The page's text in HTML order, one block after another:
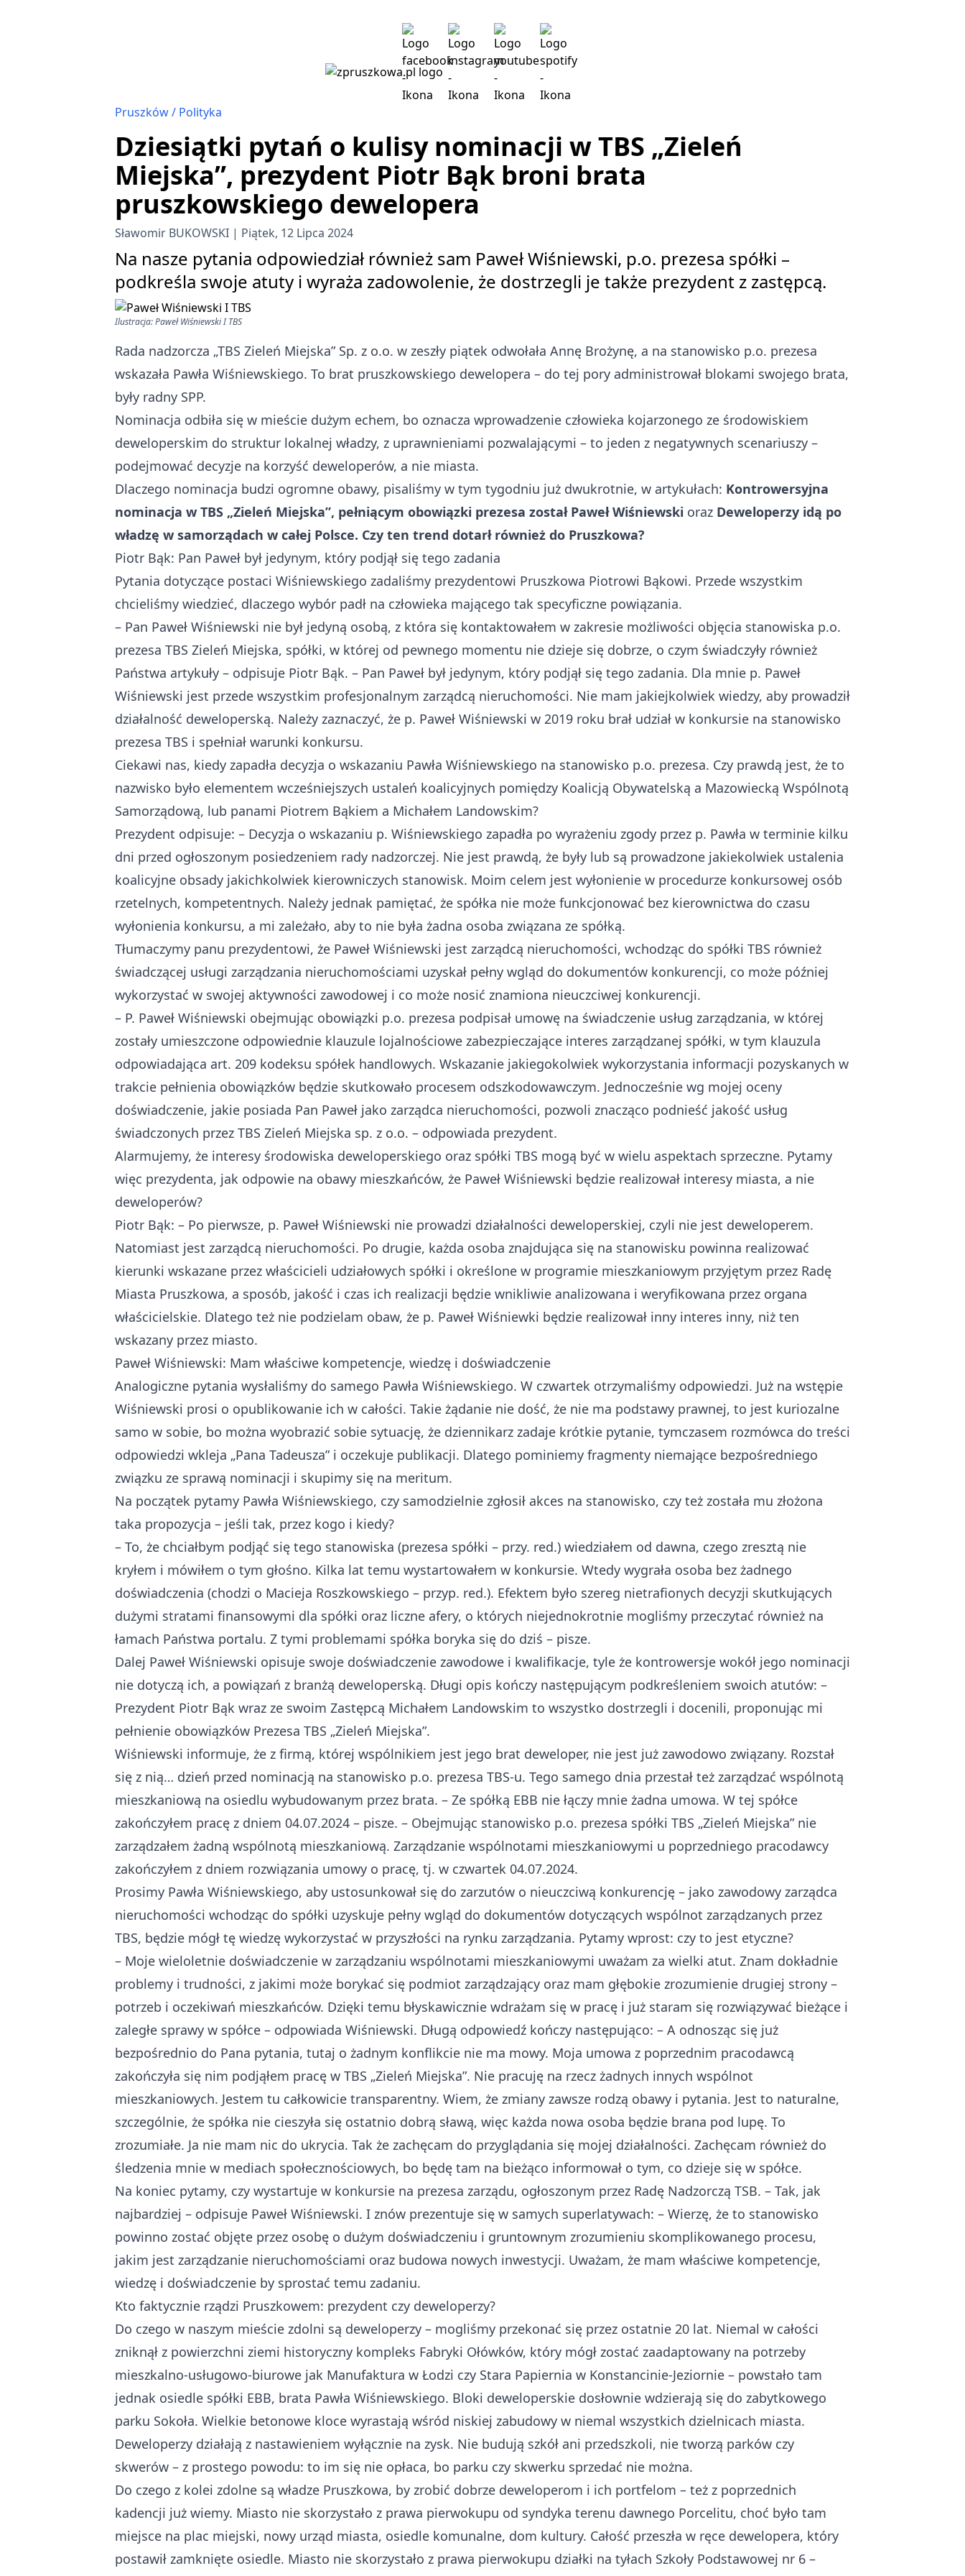
Pruszków Polityka
Dziesiątki pytań o kulisy nominacji w TBS „Zieleń
Miejska”, prezydent Piotr Bąk broni brata
pruszkowskiego dewelopera
Sławomir BUKOWSKI Piątek, 12 Lipca 2024
Na nasze pytania odpowiedział również sam Paweł Wiśniewski, p.o. prezesa spółki –
podkreśla swoje atuty i wyraża zadowolenie, że dostrzegli je także prezydent z zastępcą.
Ilustracja: Paweł Wiśniewski I TBS
Rada nadzorcza „TBS Zieleń Miejska” Sp. z o.o. w zeszły piątek odwołała Annę Brożynę, a na stanowisko p.o. prezesa
wskazała Pawła Wiśniewskiego. To brat pruszkowskiego dewelopera – do tej pory administrował blokami swojego brata,
były radny SPP.
Nominacja odbiła się w mieście dużym echem, bo oznacza wprowadzenie człowieka kojarzonego ze środowiskiem
deweloperskim do struktur lokalnej władzy, z uprawnieniami pozwalającymi – to jeden z negatywnych scenariuszy –
podejmować decyzje na korzyść deweloperów, a nie miasta.
Dlaczego nominacja budzi ogromne obawy, pisaliśmy w tym tygodniu już dwukrotnie, w artykułach: Kontrowersyjna
nominacja w TBS „Zieleń Miejska”, pełniącym obowiązki prezesa został Paweł Wiśniewski oraz Deweloperzy idą po
władzę w samorządach w całej Polsce. Czy ten trend dotarł również do Pruszkowa?
Piotr Bąk: Pan Paweł był jedynym, który podjął się tego zadania
Pytania dotyczące postaci Wiśniewskiego zadaliśmy prezydentowi Pruszkowa Piotrowi Bąkowi. Przede wszystkim
chcieliśmy wiedzieć, dlaczego wybór padł na człowieka mającego tak specyficzne powiązania.
– Pan Paweł Wiśniewski nie był jedyną osobą, z która się kontaktowałem w zakresie możliwości objęcia stanowiska p.o.
prezesa TBS Zieleń Miejska, spółki, w której od pewnego momentu nie dzieje się dobrze, o czym świadczyły również
Państwa artykuły – odpisuje Piotr Bąk. – Pan Paweł był jedynym, który podjął się tego zadania. Dla mnie p. Paweł
Wiśniewski jest przede wszystkim profesjonalnym zarządcą nieruchomości. Nie mam jakiejkolwiek wiedzy, aby prowadził
działalność deweloperską. Należy zaznaczyć, że p. Paweł Wiśniewski w 2019 roku brał udział w konkursie na stanowisko
prezesa TBS i spełniał warunki konkursu.
Ciekawi nas, kiedy zapadła decyzja o wskazaniu Pawła Wiśniewskiego na stanowisko p.o. prezesa. Czy prawdą jest, że to
nazwisko było elementem wcześniejszych ustaleń koalicyjnych pomiędzy Koalicją Obywatelską a Mazowiecką Wspólnotą
Samorządową, lub panami Piotrem Bąkiem a Michałem Landowskim?
Prezydent odpisuje: – Decyzja o wskazaniu p. Wiśniewskiego zapadła po wyrażeniu zgody przez p. Pawła w terminie kilku
dni przed ogłoszonym posiedzeniem rady nadzorczej. Nie jest prawdą, że były lub są prowadzone jakiekolwiek ustalenia
koalicyjne obsady jakichkolwiek kierowniczych stanowisk. Moim celem jest wyłonienie w procedurze konkursowej osób
rzetelnych, kompetentnych. Należy jednak pamiętać, że spółka nie może funkcjonować bez kierownictwa do czasu
wyłonienia konkursu, a mi zależało, aby to nie była żadna osoba związana ze spółką.
Tłumaczymy panu prezydentowi, że Paweł Wiśniewski jest zarządcą nieruchomości, wchodząc do spółki TBS również
świadczącej usługi zarządzania nieruchomościami uzyskał pełny wgląd do dokumentów konkurencji, co może później
wykorzystać w swojej aktywności zawodowej i co może nosić znamiona nieuczciwej konkurencji.
– P. Paweł Wiśniewski obejmując obowiązki p.o. prezesa podpisał umowę na świadczenie usług zarządzania, w której
zostały umieszczone odpowiednie klauzule lojalnościowe zabezpieczające interes zarządzanej spółki, w tym klauzula
odpowiadająca art. 209 kodeksu spółek handlowych. Wskazanie jakiegokolwiek wykorzystania informacji pozyskanych w
trakcie pełnienia obowiązków będzie skutkowało procesem odszkodowawczym. Jednocześnie wg mojej oceny
doświadczenie, jakie posiada Pan Paweł jako zarządca nieruchomości, pozwoli znacząco podnieść jakość usług
świadczonych przez TBS Zieleń Miejska sp. z o.o. – odpowiada prezydent.
Alarmujemy, że interesy środowiska deweloperskiego oraz spółki TBS mogą być w wielu aspektach sprzeczne. Pytamy
więc prezydenta, jak odpowie na obawy mieszkańców, że Paweł Wiśniewski będzie realizował interesy miasta, a nie
deweloperów?
Piotr Bąk: – Po pierwsze, p. Paweł Wiśniewski nie prowadzi działalności deweloperskiej, czyli nie jest deweloperem.
Natomiast jest zarządcą nieruchomości. Po drugie, każda osoba znajdująca się na stanowisku powinna realizować
kierunki wskazane przez właścicieli udziałowych spółki i określone w programie mieszkaniowym przyjętym przez Radę
Miasta Pruszkowa, a sposób, jakość i czas ich realizacji będzie wnikliwie analizowana i weryfikowana przez organa
właścicielskie. Dlatego też nie podzielam obaw, że p. Paweł Wiśniewki będzie realizował inny interes inny, niż ten
wskazany przez miasto.
Paweł Wiśniewski: Mam właściwe kompetencje, wiedzę i doświadczenie
Analogiczne pytania wysłaliśmy do samego Pawła Wiśniewskiego. W czwartek otrzymaliśmy odpowiedzi. Już na wstępie
Wiśniewski prosi o opublikowanie ich w całości. Takie żądanie nie dość, że nie ma podstawy prawnej, to jest kuriozalne
samo w sobie, bo można wyobrazić sobie sytuację, że dziennikarz zadaje krótkie pytanie, tymczasem rozmówca do treści
odpowiedzi wkleja „Pana Tadeusza” i oczekuje publikacji. Dlatego pominiemy fragmenty niemające bezpośredniego
związku ze sprawą nominacji i skupimy się na meritum.
Na początek pytamy Pawła Wiśniewskiego, czy samodzielnie zgłosił akces na stanowisko, czy też została mu złożona
taka propozycja – jeśli tak, przez kogo i kiedy?
– To, że chciałbym podjąć się tego stanowiska (prezesa spółki – przy. red.) wiedziałem od dawna, czego zresztą nie
kryłem i mówiłem o tym głośno. Kilka lat temu wystartowałem w konkursie. Wtedy wygrała osoba bez żadnego
doświadczenia (chodzi o Macieja Roszkowskiego – przyp. red.). Efektem było szereg nietrafionych decyzji skutkujących
dużymi stratami finansowymi dla spółki oraz liczne afery, o których niejednokrotnie mogliśmy przeczytać również na
łamach Państwa portalu. Z tymi problemami spółka boryka się do dziś – pisze.
Dalej Paweł Wiśniewski opisuje swoje doświadczenie zawodowe i kwalifikacje, tyle że kontrowersje wokół jego nominacji
nie dotyczą ich, a powiązań z branżą deweloperską. Długi opis kończy następującym podkreśleniem swoich atutów: –
Prezydent Piotr Bąk wraz ze swoim Zastępcą Michałem Landowskim to wszystko dostrzegli i docenili, proponując mi
pełnienie obowiązków Prezesa TBS „Zieleń Miejska”.
Wiśniewski informuje, że z firmą, której wspólnikiem jest jego brat deweloper, nie jest już zawodowo związany. Rozstał
się z nią… dzień przed nominacją na stanowisko p.o. prezesa TBS-u. Tego samego dnia przestał też zarządzać wspólnotą
mieszkaniową na osiedlu wybudowanym przez brata. – Ze spółką EBB nie łączy mnie żadna umowa. W tej spółce
zakończyłem pracę z dniem 04.07.2024 – pisze. – Obejmując stanowisko p.o. prezesa spółki TBS „Zieleń Miejska” nie
zarządzałem żadną wspólnotą mieszkaniową. Zarządzanie wspólnotami mieszkaniowymi u poprzedniego pracodawcy
zakończyłem z dniem rozwiązania umowy o pracę, tj. w czwartek 04.07.2024.
Prosimy Pawła Wiśniewskiego, aby ustosunkował się do zarzutów o nieuczciwą konkurencję – jako zawodowy zarządca
nieruchomości wchodząc do spółki uzyskuje pełny wgląd do dokumentów dotyczących wspólnot zarządzanych przez
TBS, będzie mógł tę wiedzę wykorzystać w przyszłości na rynku zarządzania. Pytamy wprost: czy to jest etyczne?
– Moje wieloletnie doświadczenie w zarządzaniu wspólnotami mieszkaniowymi uważam za wielki atut. Znam dokładnie
problemy i trudności, z jakimi może borykać się podmiot zarządzający oraz mam głębokie zrozumienie drugiej strony –
potrzeb i oczekiwań mieszkańców. Dzięki temu błyskawicznie wdrażam się w pracę i już staram się rozwiązywać bieżące i
zaległe sprawy w spółce – odpowiada Wiśniewski. Długą odpowiedź kończy następująco: – A odnosząc się już
bezpośrednio do Pana pytania, tutaj o żadnym konflikcie nie ma mowy. Moja umowa z poprzednim pracodawcą
zakończyła się nim podjąłem pracę w TBS „Zieleń Miejska”. Nie pracuję na rzecz żadnych innych wspólnot
mieszkaniowych. Jestem tu całkowicie transparentny. Wiem, że zmiany zawsze rodzą obawy i pytania. Jest to naturalne,
szczególnie, że spółka nie cieszyła się ostatnio dobrą sławą, więc każda nowa osoba będzie brana pod lupę. To
zrozumiałe. Ja nie mam nic do ukrycia. Tak że zachęcam do przyglądania się mojej działalności. Zachęcam również do
śledzenia mnie w mediach społecznościowych, bo będę tam na bieżąco informował o tym, co dzieje się w spółce.
Na koniec pytamy, czy wystartuje w konkursie na prezesa zarządu, ogłoszonym przez Radę Nadzorczą TSB. – Tak, jak
najbardziej – odpisuje Paweł Wiśniewski. I znów prezentuje się w samych superlatywach: – Wierzę, że to stanowisko
powinno zostać objęte przez osobę o dużym doświadczeniu i gruntownym zrozumieniu skomplikowanego procesu,
jakim jest zarządzanie nieruchomościami oraz budowa nowych inwestycji. Uważam, że mam właściwe kompetencje,
wiedzę i doświadczenie by sprostać temu zadaniu.
Kto faktycznie rządzi Pruszkowem: prezydent czy deweloperzy?
Do czego w naszym mieście zdolni są deweloperzy – mogliśmy przekonać się przez ostatnie 20 lat. Niemal w całości
zniknął z powierzchni ziemi historyczny kompleks Fabryki Ołówków, który mógł zostać zaadaptowany na potrzeby
mieszkalno-usługowo-biurowe jak Manufaktura w Łodzi czy Stara Papiernia w Konstancinie-Jeziornie – powstało tam
jednak osiedle spółki EBB, brata Pawła Wiśniewskiego. Bloki deweloperskie dosłownie wdzierają się do zabytkowego
parku Sokoła. Wielkie betonowe kloce wyrastają wśród niskiej zabudowy w niemal wszystkich dzielnicach miasta.
Deweloperzy działają z nastawieniem wyłącznie na zysk. Nie budują szkół ani przedszkoli, nie tworzą parków czy
skwerów – z prostego powodu: to im się nie opłaca, bo parku czy skwerku sprzedać nie można.
Do czego z kolei zdolne są władze Pruszkowa, by zrobić dobrze deweloperom i ich portfelom – też z poprzednich
kadencji już wiemy. Miasto nie skorzystało z prawa pierwokupu od syndyka terenu dawnego Porcelitu, choć było tam
miejsce na plac miejski, nowy urząd miasta, osiedle komunalne, dom kultury. Całość przeszła w ręce dewelopera, który
postawił zamknięte osiedle. Miasto nie skorzystało z prawa pierwokupu działki na tyłach Szkoły Podstawowej nr 6 –